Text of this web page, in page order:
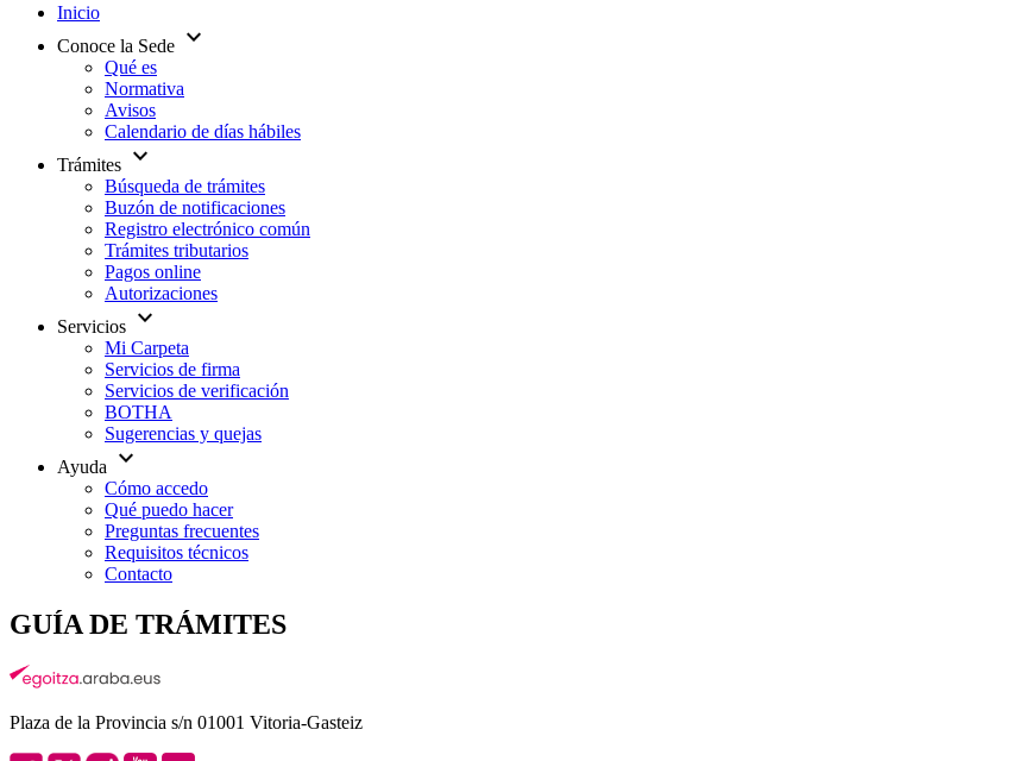
Inicio
Conoce la Sede expand_more
Qué es
Normativa
Avisos
Calendario de días hábiles
Trámites expand_more
Búsqueda de trámites
Buzón de notificaciones
Registro electrónico común
Trámites tributarios
Pagos online
Autorizaciones
Servicios expand_more
Mi Carpeta
Servicios de firma
Servicios de verificación
BOTHA
Sugerencias y quejas
Ayuda
expand_more
Cómo accedo
Qué puedo hacer
Preguntas frecuentes
Requisitos técnicos
Contacto
GUÍA DE TRÁMITES
Plaza de la Provincia s/n 01001 Vitoria-Gasteiz